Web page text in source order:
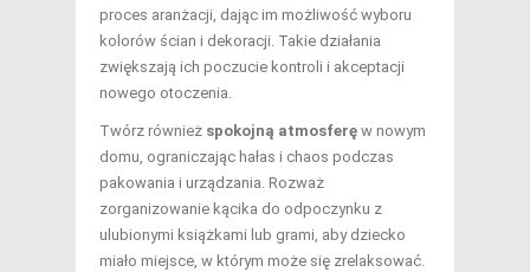
proces aranżacji, dając im możliwość wyboru
kolorów ścian i dekoracji. Takie działania
zwiększają ich poczucie kontroli i akceptacji
nowego otoczenia.
Twórz również spokojną atmosferę w nowym
domu, ograniczając hałas i chaos podczas
pakowania i urządzania. Rozważ
zorganizowanie kącika do odpoczynku z
ulubionymi książkami lub grami, aby dziecko
miało miejsce, w którym może się zrelaksować.